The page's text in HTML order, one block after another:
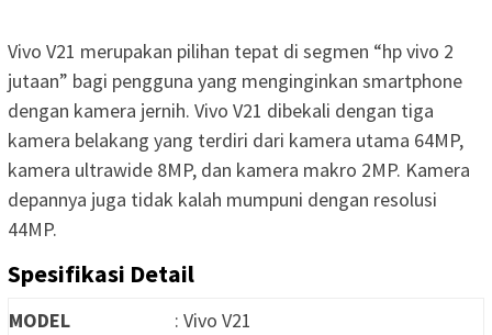
Vivo V21 merupakan pilihan tepat di segmen “hp vivo 2
jutaan” bagi pengguna yang menginginkan smartphone
dengan kamera jernih. Vivo V21 dibekali dengan tiga
kamera belakang yang terdiri dari kamera utama 64MP,
kamera ultrawide 8MP, dan kamera makro 2MP. Kamera
depannya juga tidak kalah mumpuni dengan resolusi
44MP.
Spesifikasi Detail
MODEL
: Vivo V21